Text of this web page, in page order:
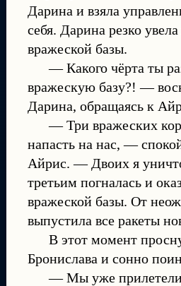
Дарина и взяла
себя. Дарина резко увела
вражеской базы.
— Какого чёрта ты
вражескую базу?! —
Дарина, обращаясь к
— Три вражеских
напасть на нас, —
Айрис. — Двоих я
третьим погналась и
вражеской базы. От
выпустила все ракеты
В этот момент
Бронислава и сонно
— Мы уже